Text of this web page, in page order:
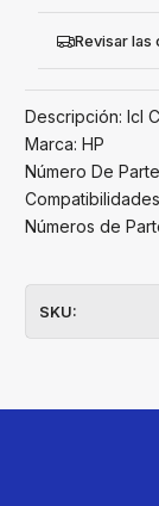
Revisar
Descripción: Icl
Marca: HP
Número De
Números de
SKU: